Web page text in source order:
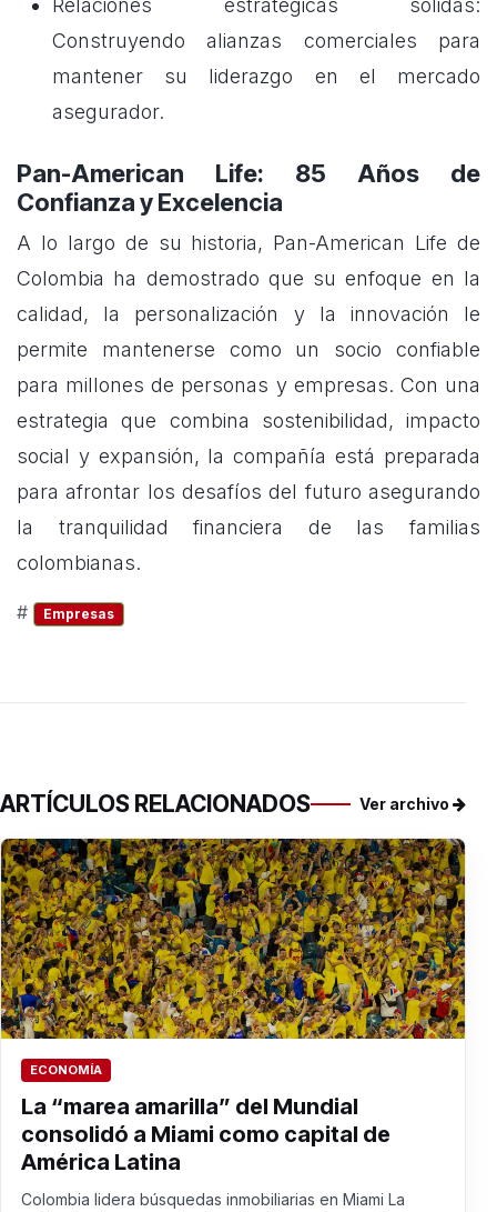
Relaciones estratégicas sólidas:
Construyendo alianzas comerciales para
mantener su liderazgo en el mercado
asegurador.
Pan-American Life: 85 Años de
Confianza y Excelencia
A lo largo de su historia, Pan-American Life de
Colombia ha demostrado que su enfoque en la
calidad, la personalización y la innovación le
permite mantenerse como un socio confiable
para millones de personas y empresas. Con una
estrategia que combina sostenibilidad, impacto
social y expansión, la compañía está preparada
para afrontar los desafíos del futuro asegurando
la tranquilidad financiera de las familias
colombianas.
# Empresas
ARTÍCULOS RELACIONADOS Ver archivo
ECONOMÍA
La “marea amarilla” del Mundial
consolidó a Miami como capital de
América Latina
Colombia lidera búsquedas inmobiliarias en Miami La